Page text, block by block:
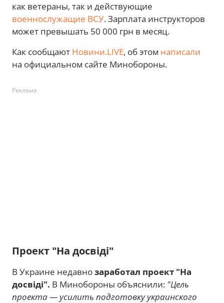
как ветераны, так и действующие
военнослужащие ВСУ. Зарплата инструкторов
может превышать 50 000 грн в месяц.
Как сообщают Новини.LIVE, об этом написали
на официальном сайте Минобороны.
Реклама
Проект "На досвіді"
В Украине недавнозаработал проект "На
досвіді". В Минобороны объяснили: "Цель
проекта — усилить подготовку украинского